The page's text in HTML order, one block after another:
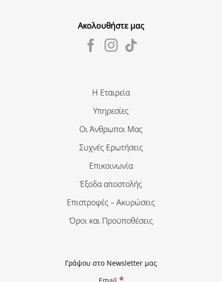
Ακολουθήστε μας
Η Εταιρεία
Υπηρεσίες
Οι Άνθρωποι Μας
Συχνές Ερωτήσεις
Επικοινωνία
Έξοδα αποστολής
Επιστροφές – Ακυρώσεις
Όροι και Προϋποθέσεις
Γράψου στο Newsletter μας